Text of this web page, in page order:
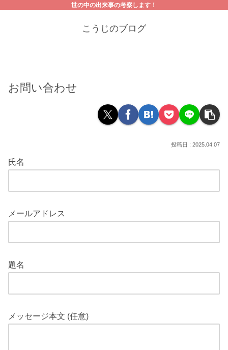
世の中の出来事の考察します！
こうじのブログ
お問い合わせ
2025.04.07
氏名
メールアドレス
題名
メッセージ本文 (任意)